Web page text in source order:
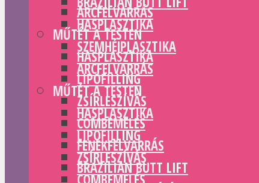
ARCFELVARRÁS
MŰTÉT A TESTEN
HASPLASZTIKA
LIPOFILLING
ZSÍRLESZÍVÁS
COMBEMELÉS
FENÉKFELVARRÁS
BRAZILIAN BUTT LIFT
HASPLASZTIKA
SZEMHÉJPLASZTIKA
ARCFELVARRÁS
MŰTÉT A TESTEN
HASPLASZTIKA
LIPOFILLING
ZSÍRLESZÍVÁS